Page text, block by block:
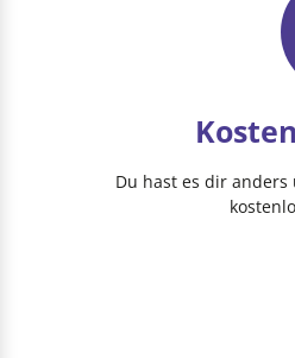
Du hast es dir anders